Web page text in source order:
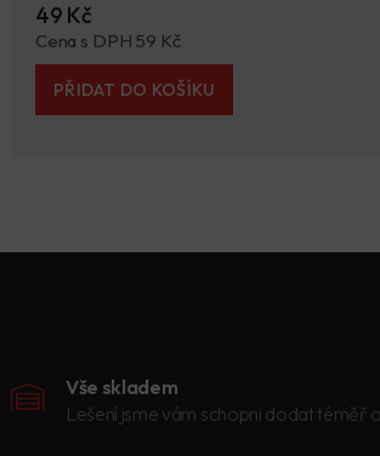
49 Kč
Cena s DPH 59 Kč
PŘIDAT DO KOŠÍKU
Vše skladem
Lešení jsme vám schopni dodat téměř